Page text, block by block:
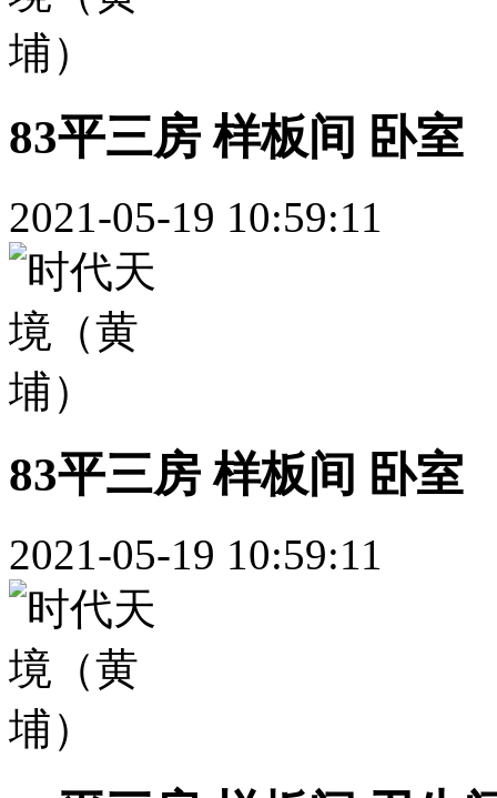
83平三房 样板间 卧室
2021-05-19 10:59:11
83平三房 样板间 卧室
2021-05-19 10:59:11